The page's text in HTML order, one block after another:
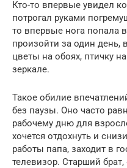
Кто-то впервые увидел
потрогал руками
то впервые нога попала
произойти за один
цветы на обоях, птичку
зеркале.
Такое обилие
без паузы. Оно часто
рабочему дню для
хочется отдохнуть и
работы папа, заходит в
телевизор. Старший